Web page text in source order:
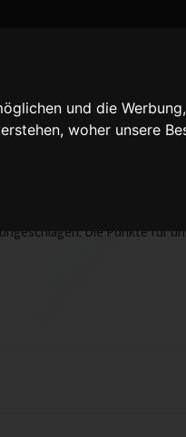
und die
woher unsere
Die Punkte für